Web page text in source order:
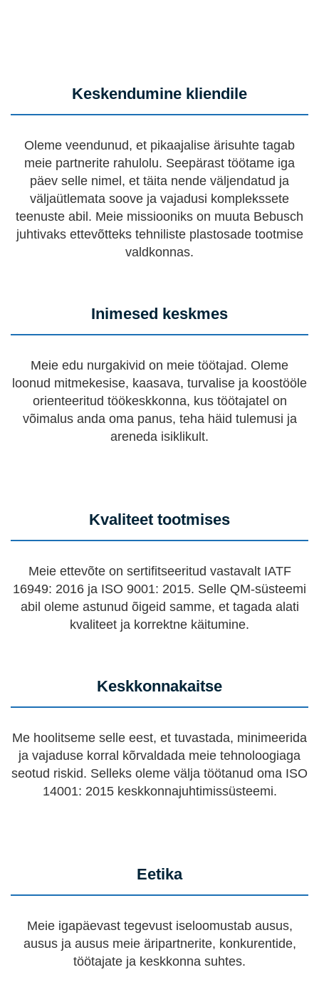
Keskendumine kliendile
Oleme veendunud, et pikaajalise ärisuhte tagab
meie partnerite rahulolu. Seepärast töötame iga
päev selle nimel, et täita nende väljendatud ja
väljaütlemata soove ja vajadusi komplekssete
teenuste abil. Meie missiooniks on muuta Bebusch
juhtivaks ettevõtteks tehniliste plastosade tootmise
valdkonnas.
Inimesed keskmes
Meie edu nurgakivid on meie töötajad. Oleme
loonud mitmekesise, kaasava, turvalise ja koostööle
orienteeritud töökeskkonna, kus töötajatel on
võimalus anda oma panus, teha häid tulemusi ja
areneda isiklikult.
Kvaliteet tootmises
Meie ettevõte on sertifitseeritud vastavalt IATF
16949: 2016 ja ISO 9001: 2015. Selle QM-süsteemi
abil oleme astunud õigeid samme, et tagada alati
kvaliteet ja korrektne käitumine.
Keskkonnakaitse
Me hoolitseme selle eest, et tuvastada, minimeerida
ja vajaduse korral kõrvaldada meie tehnoloogiaga
seotud riskid. Selleks oleme välja töötanud oma ISO
14001: 2015 keskkonnajuhtimissüsteemi.
Eetika
Meie igapäevast tegevust iseloomustab ausus,
ausus ja ausus meie äripartnerite, konkurentide,
töötajate ja keskkonna suhtes.